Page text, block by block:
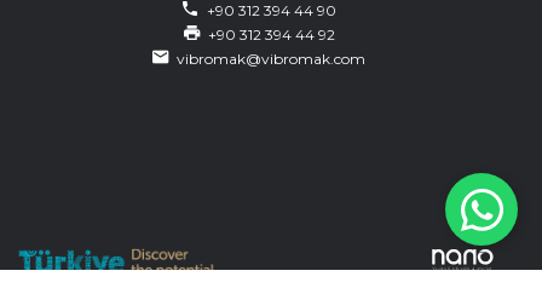
+90 312 394 44 90
+90 312 394 44 92
vibromak@vibromak.com